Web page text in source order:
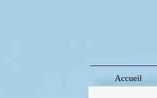
Accueil